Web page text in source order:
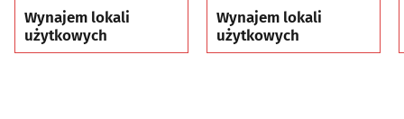
Wynajem lokali
użytkowych
Wynajem lokali
użytkowych